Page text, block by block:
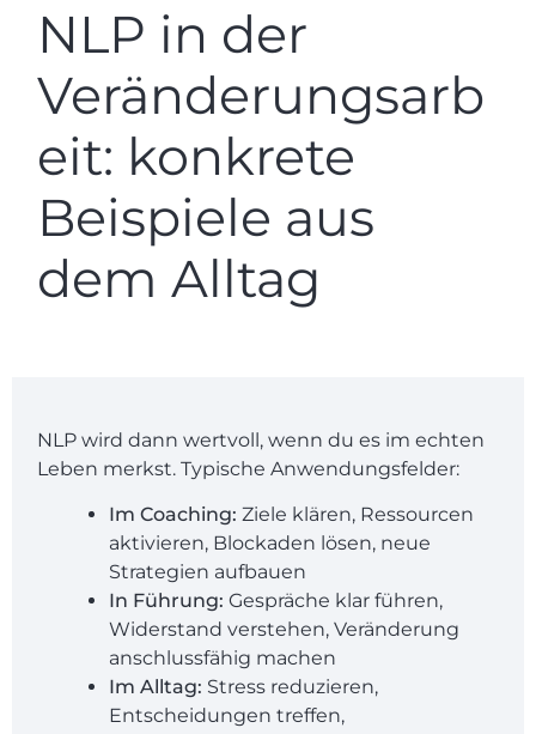
NLP in der
Veränderungsarb
eit: konkrete
Beispiele aus
dem Alltag
NLP wird dann wertvoll, wenn du es im echten
Leben merkst. Typische Anwendungsfelder:
Im Coaching: Ziele klären, Ressourcen
aktivieren, Blockaden lösen, neue
Strategien aufbauen
In Führung: Gespräche klar führen,
Widerstand verstehen, Veränderung
anschlussfähig machen
Im Alltag: Stress reduzieren,
Entscheidungen treffen,